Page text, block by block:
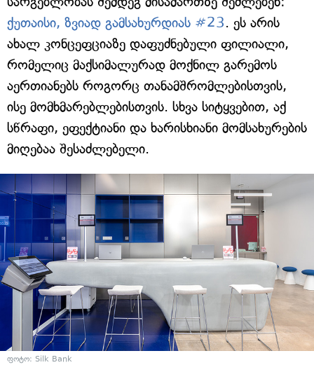
ქუთაისი, ზვიად გამსახურდიას #23. ეს არის
ახალ კონცეფციაზე დაფუძნებული ფილიალი,
რომელიც მაქსიმალურად მოქნილ გარემოს
აერთიანებს როგორც თანამშრომლებისთვის,
ისე მომხმარებლებისთვის. სხვა სიტყვებით, აქ
სწრაფი, ეფექტიანი და ხარისხიანი მომსახურების
მიღებაა შესაძლებელი.
ფოტო: Silk Bank